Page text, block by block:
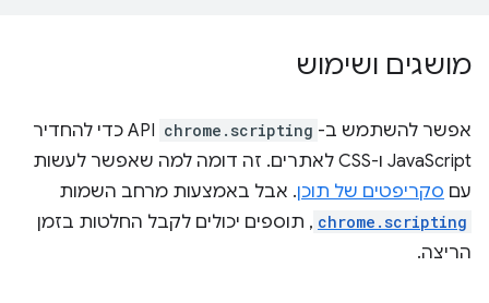
מושגים ושימוש
אפשר להשתמש ב- chrome.scripting
API כדי להחדיר
JavaScript ו-CSS לאתרים. זה דומה למה שאפשר לעשות
עם סקריפטים של תוכן. אבל באמצעות מרחב השמות
chrome.scripting , תוספים יכולים לקבל החלטות בזמן
הריצה.